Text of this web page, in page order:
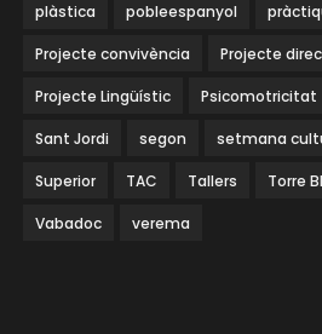
plàstica pobleespanyol
Projecte convivència Projecte
Projecte Lingüístic Psicomotricitat
Sant Jordi segon setmana
Superior TAC Tallers Torre
Vabadoc verema